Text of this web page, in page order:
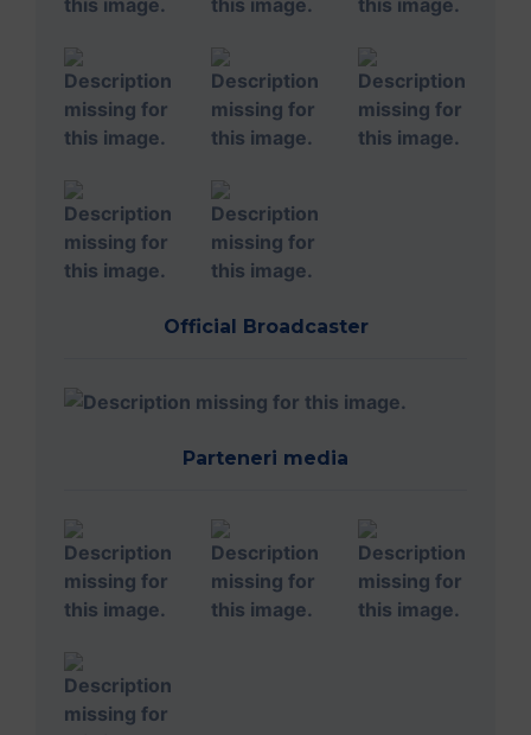
Official Broadcaster
Parteneri media